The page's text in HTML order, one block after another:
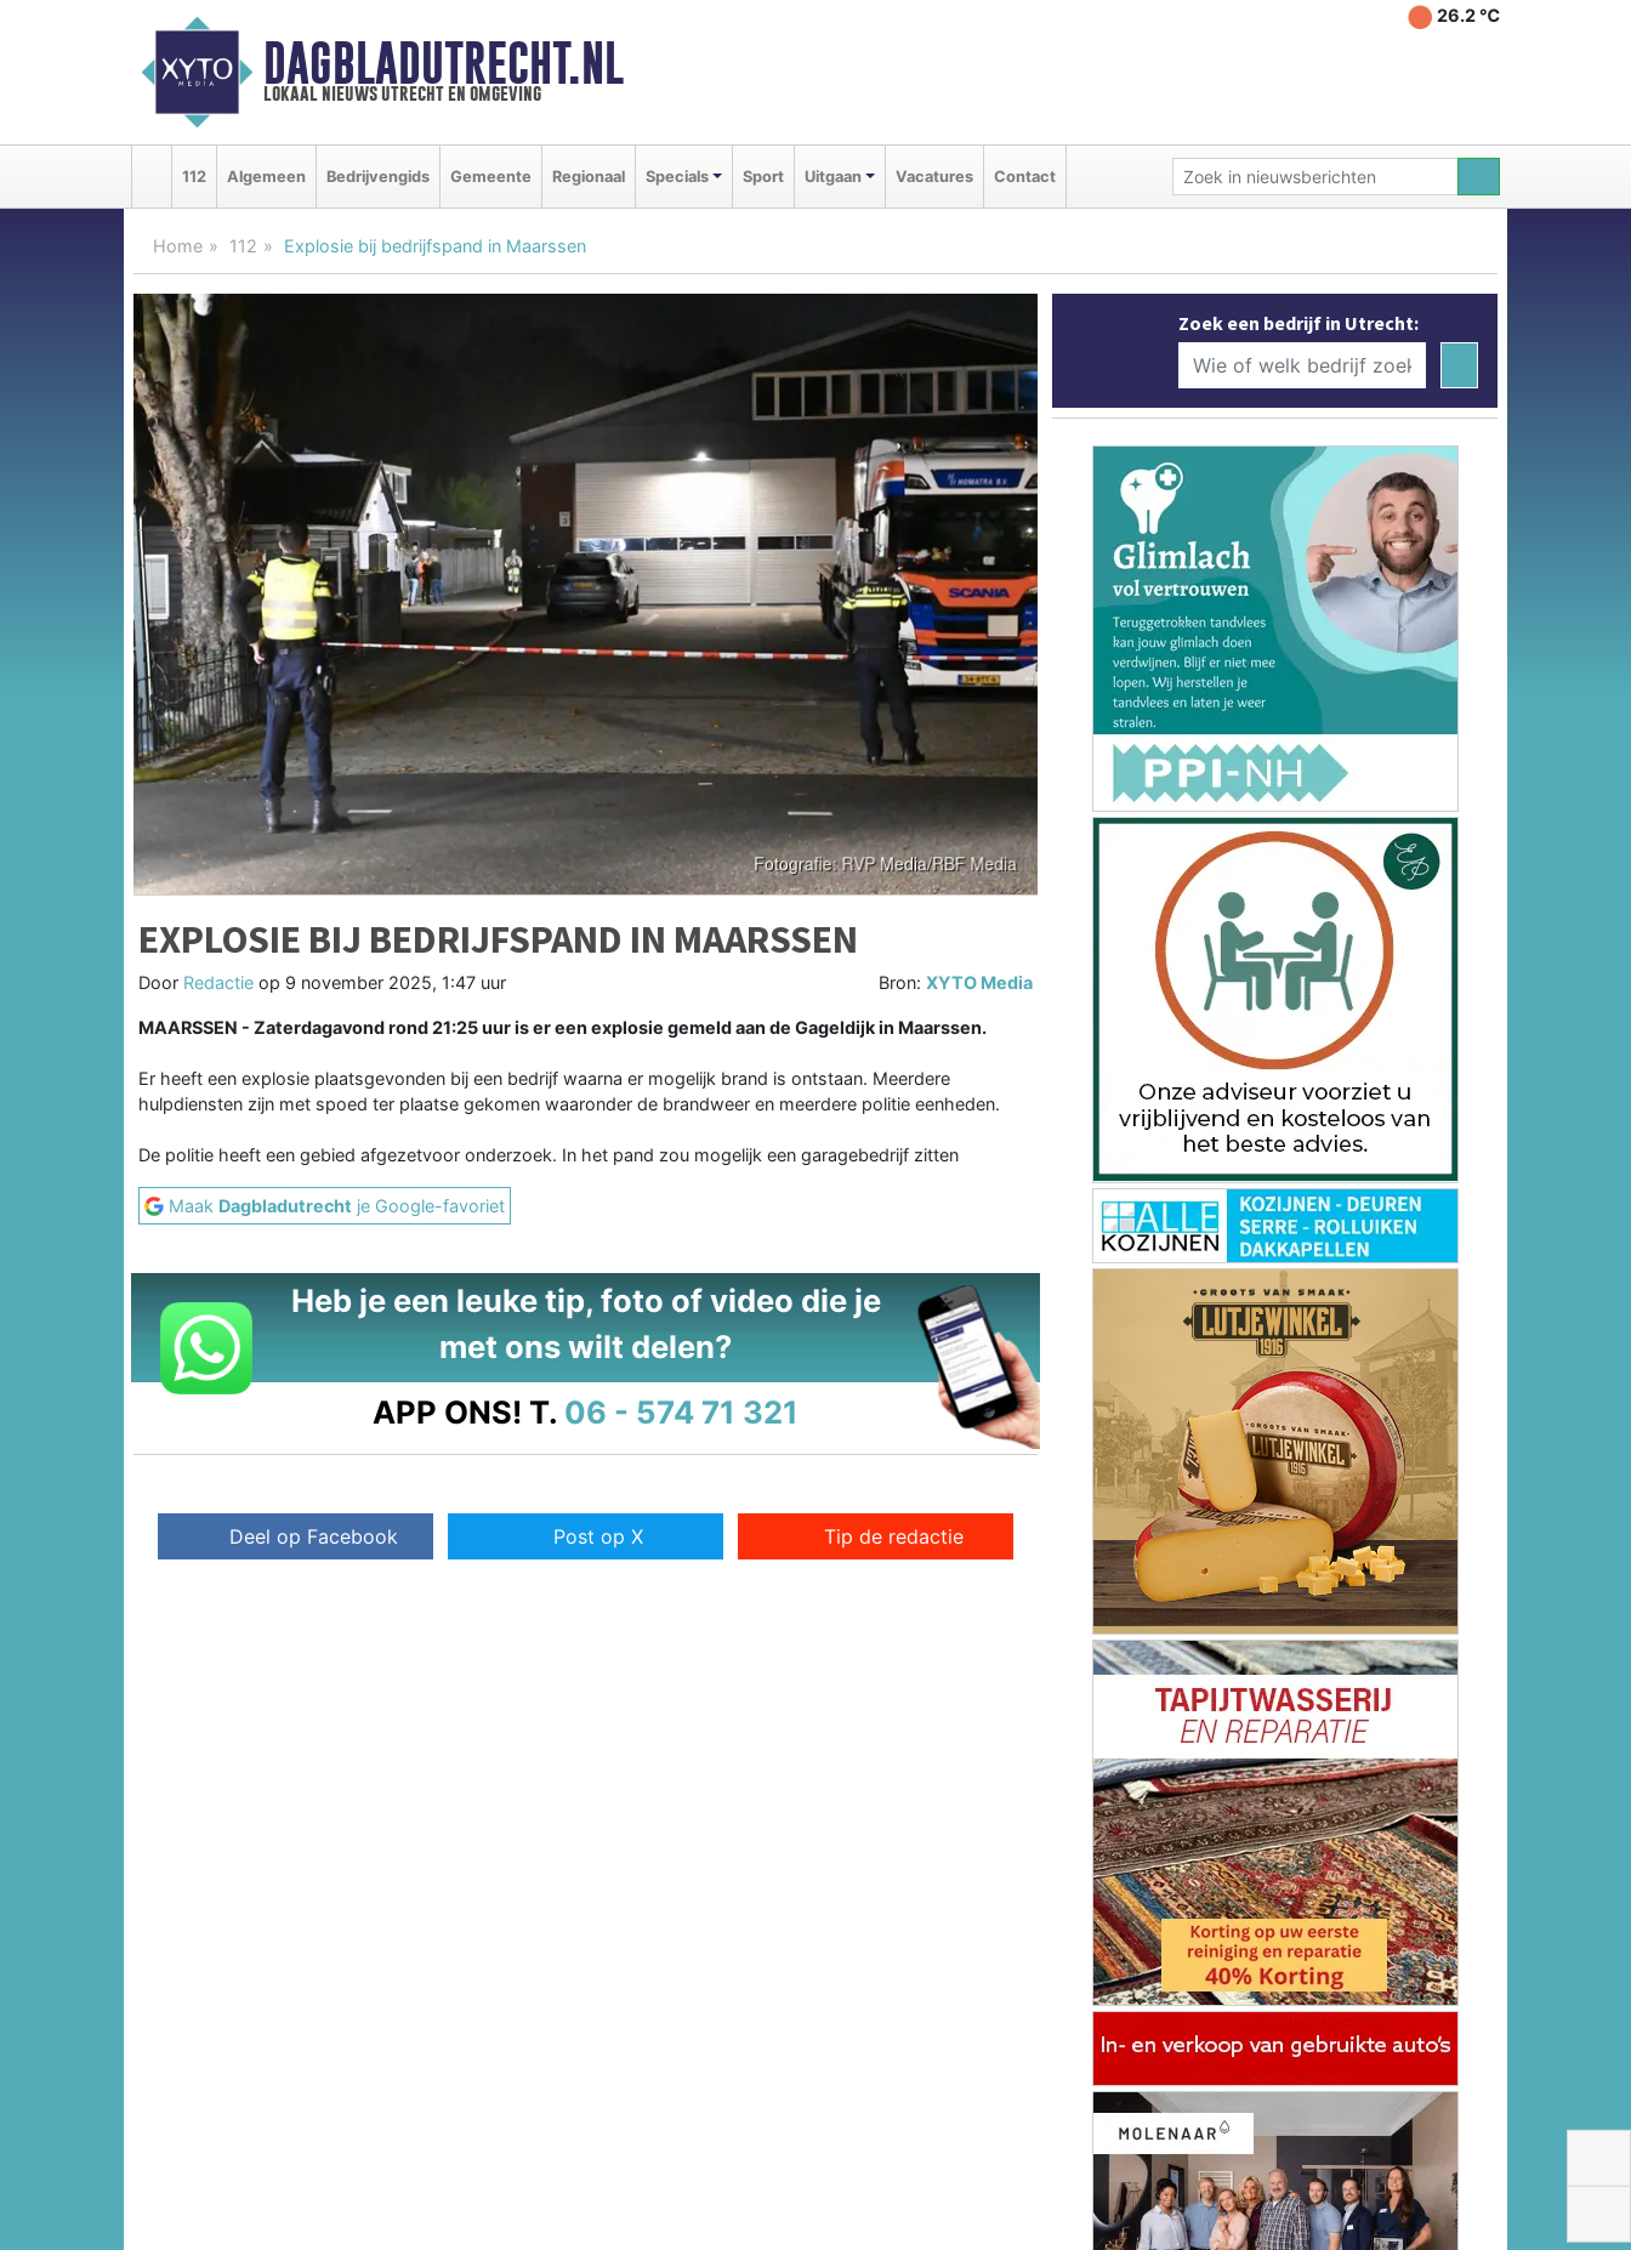
DAGBLADUTRECHT.NL
lokaal nieuws utrecht en omgeving
26.2 ℃
112 Algemeen Bedrijvengids Gemeente Regionaal Specials Sport Uitgaan Vacatures Contact
Home 112 Explosie bij bedrijfspand in Maarssen
EXPLOSIE BIJ BEDRIJFSPAND IN MAARSSEN
Door Redactie op 9 november 2025, 1:47 uur Bron:XYTO Media
MAARSSEN - Zaterdagavond rond 21:25 uur is er een explosie gemeld aan de Gageldijk in Maarssen.
Er heeft een explosie plaatsgevonden bij een bedrijf waarna er mogelijk brand is ontstaan. Meerdere
hulpdiensten zijn met spoed ter plaatse gekomen waaronder de brandweer en meerdere politie eenheden.
De politie heeft een gebied afgezetvoor onderzoek. In het pand zou mogelijk een garagebedrijf zitten
Maak Dagbladutrecht je Google-favoriet
Heb je een leuke tip, foto of video die je
met ons wilt delen?
APP ONS! T. 06 - 574 71 321
Deel op Facebook Post op X Tip de redactie
Zoek een bedrijf in Utrecht: